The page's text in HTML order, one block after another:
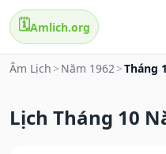
🗓️Amlich.org
Âm Lịch > Năm 1962>Tháng
Lịch Tháng 10